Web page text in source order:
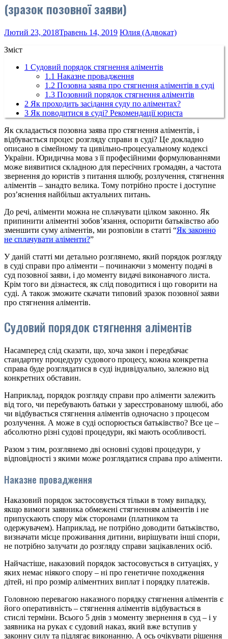
(зразок позовної заяви)
Лютий 23, 2018Травень 14, 2019 Юлия (Адвокат)
Зміст
1 Судовий порядок стягнення аліментів
1.1 Наказне провадження
1.2 Позовна заява про стягнення аліментів в суді
1.3 Позовний порядок стягнення аліментів
2 Як проходить засідання суду по аліментах?
3 Як поводитися в суді? Рекомендації юриста
Як складається позовна заява про стягнення аліментів, і
відбувається процес розгляду справи в суді? Це докладно
описано в сімейному та цивільно-процесуальному кодексі
України. Юридична мова з її професійними формулюваннями
може виявитися складною для пересічних громадян, а частота
звернення до юристів з питання шлюбу, розлучення, стягнення
аліментів – занадто велика. Тому потрібно просте і доступне
роз’яснення найбільш актуальних питань.
До речі, аліменти можна не сплачувати цілком законно. Як
припинити аліментні зобов’язання, оспорити батьківство або
зменшити суму аліментів, ми розповіли в статті “Як законно
не сплачувати аліменти?”
У даній статті ми детально розглянемо, який порядок розгляду
в суді справи про аліменти – починаючи з моменту подачі в
суд позовної заяви, і до моменту видачі виконавчого листа.
Крім того ви дізнаєтеся, як слід поводитися і що говорити на
суді. А також зможите скачати типовий зразок позовної заяви
про стягнення аліментів.
Судовий порядок стягнення аліментів
Насамперед слід сказати, що, хоча закон і передбачає
стандартну процедуру судового процесу, кожна конкретна
справа буде розглядатися в суді індивідуально, залежно від
конкретних обставин.
Наприклад, порядок розгляду справи про аліменти залежить
від того, чи перебувають батьки у зареєстрованому шлюбі, або
чи відбувається стягнення аліментів одночасно з процесом
розлучення. А може в суді оспорюється батьківство? Все це –
абсолютно різні судові процедури, які мають особливості.
Разом з тим, розглянемо дві основні судові процедури, у
відповідності з якими може розглядатися справа про аліменти.
Наказне провадження
Наказовий порядок застосовується тільки в тому випадку,
якщо вимоги заявника обмежені стягненням аліментів і не
припускають спору між сторонами (платником та
одержувачем). Наприклад, не потрібно доводити батьківство,
визначати місце проживання дитини, вирішувати інші спори,
не потрібно залучати до розгляду справи зацікавлених осіб.
Найчастіше, наказовий порядок застосовується в ситуаціях, у
яких немає ніякого спору – ні про генетичне походження
дітей, ні про розмір аліментних виплат і порядку платежів.
Головною перевагою наказного порядку стягнення аліментів є
його оперативність – стягнення аліментів відбувається в
стислі терміни. Всього 5 днів з моменту звернення в суд – і у
заявника на руках є судовий наказ, який вже вступив у
законну силу та підлягає виконанню. А ось очікувати рішення